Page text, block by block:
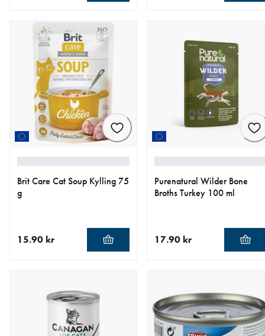
Brit Care Cat Soup Kylling 75
g
15.90 kr
Purenatural Wilder Bone
Broths Turkey 100 ml
17.90 kr